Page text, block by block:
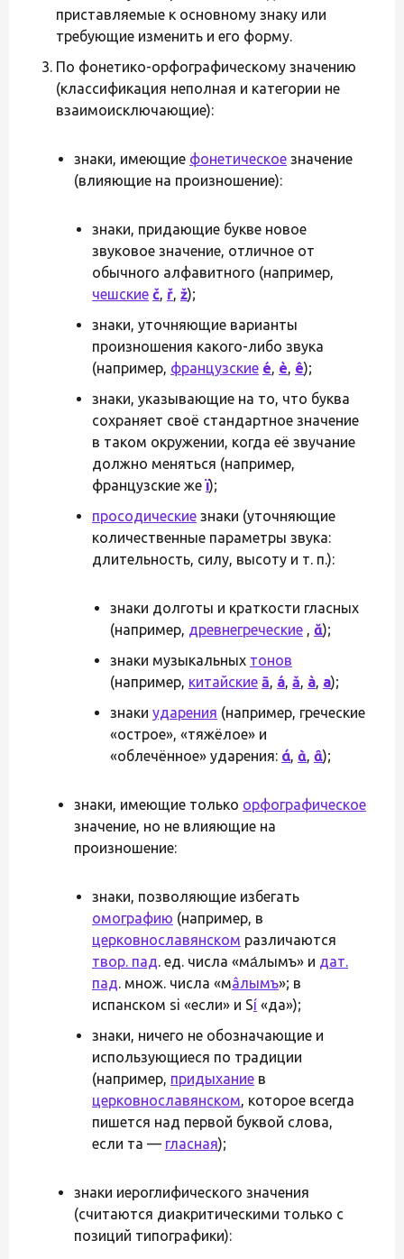
приставляемые к основному знаку или
требующие изменить и его форму.
По фонетико-орфографическому значению
(классификация неполная и категории не
взаимоисключающие):
знаки, имеющие фонетическое значение
(влияющие на произношение):
знаки, придающие букве новое
звуковое значение, отличное от
обычного алфавитного (например,
чешские č, ř, ž);
знаки, уточняющие варианты
произношения какого-либо звука
(например, французские é, è, ê);
знаки, указывающие на то, что буква
сохраняет своё стандартное значение
в таком окружении, когда её звучание
должно меняться (например,
французские жеï);
просодические знаки (уточняющие
количественные параметры звука:
длительность, силу, высоту и т. п.):
знаки долготы и краткости гласных
(например, древнегреческие , ᾰ);
знаки музыкальных тонов
(например, китайские ā, á, ǎ, à, a);
знаки ударения (например, греческие
«острое», «тяжёлое» и
«облечённое» ударения: ά, ὰ, ᾶ);
знаки, имеющие только орфографическое
значение, но не влияющие на
произношение:
знаки, позволяющие избегать
омографию (например, в
церковнославянском различаются
твор. пад. ед. числа «ма́лымъ» и дат.
пад. множ. числа «мâлымъ»; в
испанском si «если» и Sí «да»);
знаки, ничего не обозначающие и
использующиеся по традиции
(например, придыхание в
церковнославянском, которое всегда
пишется над первой буквой слова,
если та — гласная);
знаки иероглифического значения
(считаются диакритическими только с
позиций типографики):